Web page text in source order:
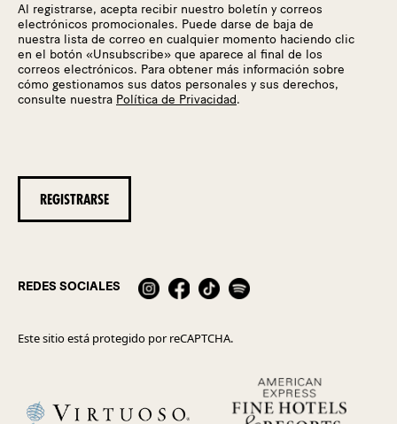
Al registrarse, acepta recibir nuestro boletín y correos
electrónicos promocionales. Puede darse de baja de
nuestra lista de correo en cualquier momento haciendo clic
en el botón «Unsubscribe» que aparece al final de los
correos electrónicos. Para obtener más información sobre
cómo gestionamos sus datos personales y sus derechos,
consulte nuestra Política de Privacidad.
REDES SOCIALES
Este sitio está protegido por reCAPTCHA.